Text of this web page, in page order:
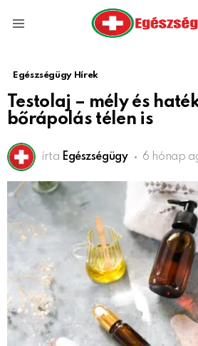
Egészségügy Hírek
Testolaj – mély és
bőrápolás télen is
írta Egészségügy 6 hónap